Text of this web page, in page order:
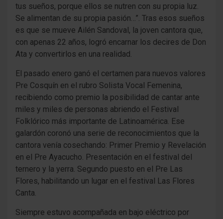
tus sueños, porque ellos se nutren con su propia luz.
Se alimentan de su propia pasión…”. Tras esos sueños
es que se mueve Ailén Sandoval, la joven cantora que,
con apenas 22 años, logró encarnar los decires de Don
Ata y convertirlos en una realidad.
El pasado enero ganó el certamen para nuevos valores
Pre Cosquín en el rubro Solista Vocal Femenina,
recibiendo como premio la posibilidad de cantar ante
miles y miles de personas abriendo el Festival
Folklórico más importante de Latinoamérica. Ese
galardón coronó una serie de reconocimientos que la
cantora venía cosechando: Primer Premio y Revelación
en el Pre Ayacucho. Presentación en el festival del
ternero y la yerra. Segundo puesto en el Pre Las
Flores, habilitando un lugar en el festival Las Flores
Canta.
Siempre estuvo acompañada en bajo eléctrico por